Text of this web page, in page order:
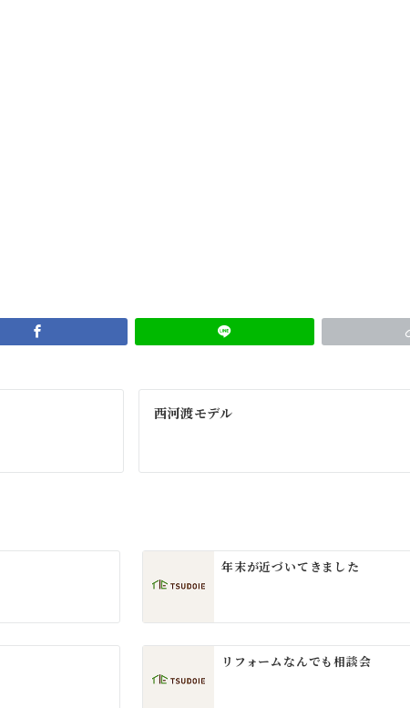
西河渡モデル
年末が近づいてきました
リフォームなんでも相談会